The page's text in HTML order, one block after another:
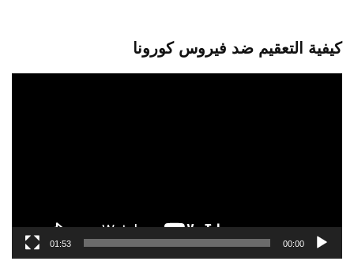
كيفية التعقيم ضد فيروس كورونا
00:00
01:53